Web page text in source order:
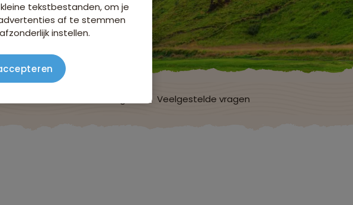
Veelgestelde vragen
tekstbestanden, om je
af te stemmen
instellen.